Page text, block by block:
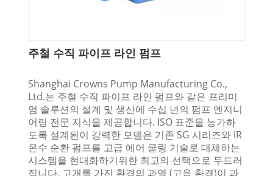
주철 수직 파이프 라인 펌프
Shanghai Crowns Pump Manufacturing Co.,
Ltd.는 주철 수직 파이프 라인 펌프와 같은 프리미
엄 솔루션의 설계 및 생산에 수십 년의 펌프 엔지니
어링 전문 지식을 제공합니다. ISO 표준을 능가하
도록 설계된이 강력한 모델은 기존 SG 시리즈와 IR
온수 순환 펌프를 고급 에어 쿨링 기술로 대체하는
시스템을 현대화하기위한 최고의 선택으로 두드러
집니다. 고개를 가진 환경의 과열 (고음 환경)이 과